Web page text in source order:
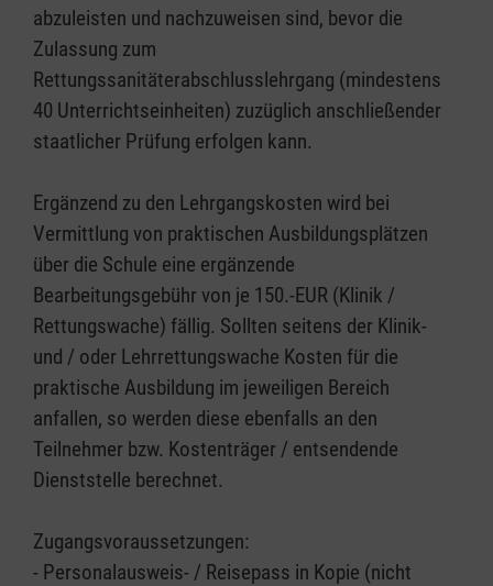
abzuleisten und nachzuweisen sind, bevor die
Zulassung zum
Rettungssanitäterabschlusslehrgang (mindestens
40 Unterrichtseinheiten) zuzüglich anschließender
staatlicher Prüfung erfolgen kann.
Ergänzend zu den Lehrgangskosten wird bei
Vermittlung von praktischen Ausbildungsplätzen
über die Schule eine ergänzende
Bearbeitungsgebühr von je 150.-EUR (Klinik /
Rettungswache) fällig. Sollten seitens der Klinik-
und / oder Lehrrettungswache Kosten für die
praktische Ausbildung im jeweiligen Bereich
anfallen, so werden diese ebenfalls an den
Teilnehmer bzw. Kostenträger / entsendende
Dienststelle berechnet.
Zugangsvoraussetzungen:
- Personalausweis- / Reisepass in Kopie (nicht